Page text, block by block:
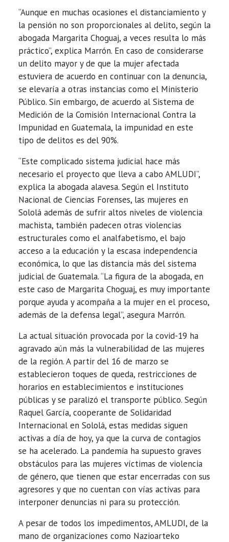
“Aunque en muchas ocasiones el distanciamiento y
la pensión no son proporcionales al delito, según la
abogada Margarita Choguaj, a veces resulta lo más
práctico”, explica Marrón. En caso de considerarse
un delito mayor y de que la mujer afectada
estuviera de acuerdo en continuar con la denuncia,
se elevaría a otras instancias como el Ministerio
Público. Sin embargo, de acuerdo al Sistema de
Medición de la Comisión Internacional Contra la
Impunidad en Guatemala, la impunidad en este
tipo de delitos es del 90%.
“Este complicado sistema judicial hace más
necesario el proyecto que lleva a cabo AMLUDI”,
explica la abogada alavesa. Según el Instituto
Nacional de Ciencias Forenses, las mujeres en
Sololá además de sufrir altos niveles de violencia
machista, también padecen otras violencias
estructurales como el analfabetismo, el bajo
acceso a la educación y la escasa independencia
económica, lo que las distancia más del sistema
judicial de Guatemala. “La figura de la abogada, en
este caso de Margarita Choguaj, es muy importante
porque ayuda y acompaña a la mujer en el proceso,
además de la defensa legal”, asegura Marrón.
La actual situación provocada por la covid-19 ha
agravado aún más la vulnerabilidad de las mujeres
de la región. A partir del 16 de marzo se
establecieron toques de queda, restricciones de
horarios en establecimientos e instituciones
públicas y se paralizó el transporte público. Según
Raquel García, cooperante de Solidaridad
Internacional en Sololá, estas medidas siguen
activas a día de hoy, ya que la curva de contagios
se ha acelerado. La pandemia ha supuesto graves
obstáculos para las mujeres víctimas de violencia
de género, que tienen que estar encerradas con sus
agresores y que no cuentan con vías activas para
interponer denuncias ni para su protección.
A pesar de todos los impedimentos, AMLUDI, de la
mano de organizaciones como Nazioarteko